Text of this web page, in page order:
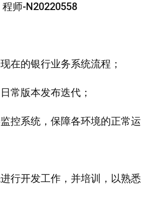
程师-N20220558
在的银行业务系统流程；
常版本发布迭代；
控系统，保障各环境的正常运
行开发工作，并培训，以熟悉